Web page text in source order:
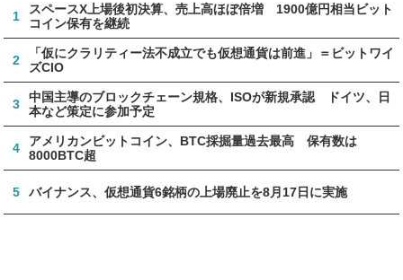
1
スペースX上場後初決算、売上高ほぼ倍増 1900億円相当ビット
コイン保有を継続
2
「仮にクラリティー法不成立でも仮想通貨は前進」＝ビットワイ
ズCIO
3
中国主導のブロックチェーン規格、ISOが新規承認 ドイツ、日
本など策定に参加予定
4
アメリカンビットコイン、BTC採掘量過去最高 保有数は
8000BTC超
5 バイナンス、仮想通貨6銘柄の上場廃止を8月17日に実施